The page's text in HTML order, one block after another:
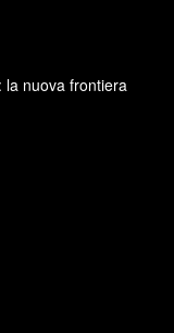
la nuova frontiera